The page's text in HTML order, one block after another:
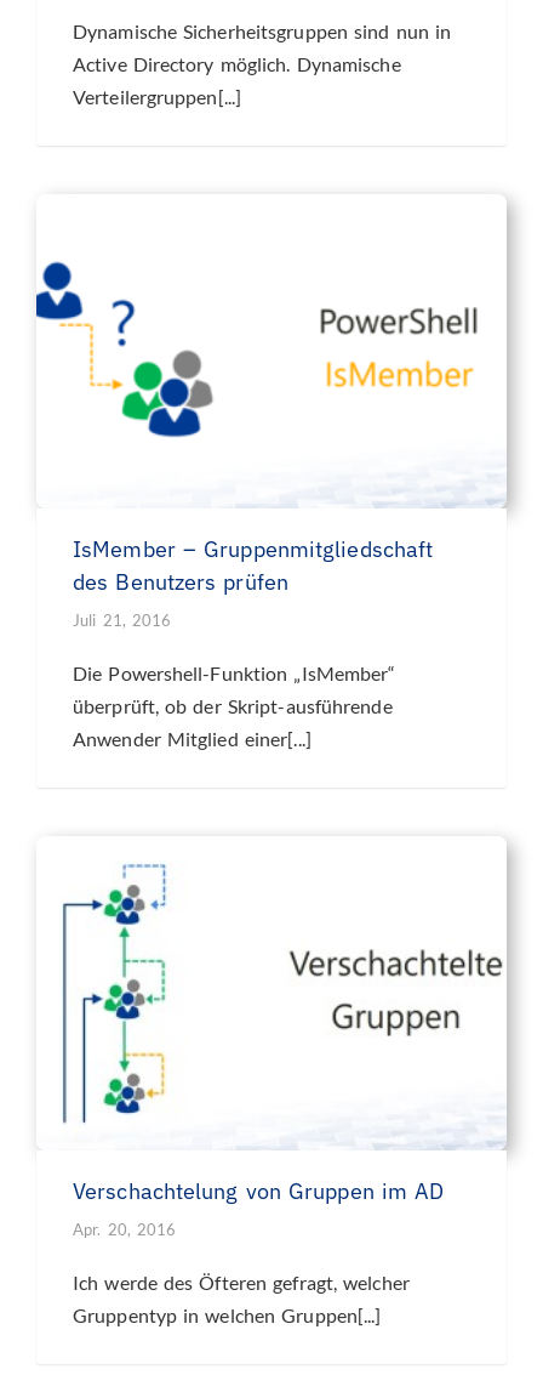
Dynamische Sicherheitsgruppen sind nun in
Active Directory möglich. Dynamische
Verteilergruppen[...]
IsMember – Gruppenmitgliedschaft
des Benutzers prüfen
Juli 21, 2016
Die Powershell-Funktion „IsMember“
überprüft, ob der Skript-ausführende
Anwender Mitglied einer[...]
Verschachtelung von Gruppen im AD
Apr. 20, 2016
Ich werde des Öfteren gefragt, welcher
Gruppentyp in welchen Gruppen[...]